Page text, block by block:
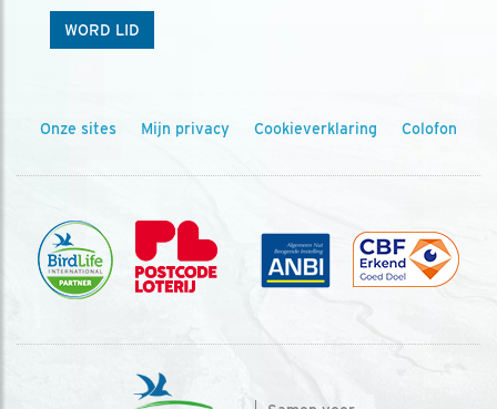
WORD LID
Onze sites Mijn privacy Cookieverklaring Colofon